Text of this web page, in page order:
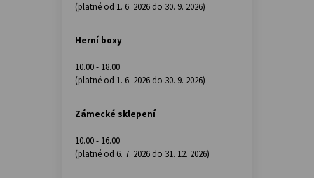
(platné od 1. 6. 2026 do 30. 9. 2026)
Herní boxy
10.00 - 18.00
(platné od 1. 6. 2026 do 30. 9. 2026)
Zámecké sklepení
10.00 - 16.00
(platné od 6. 7. 2026 do 31. 12. 2026)